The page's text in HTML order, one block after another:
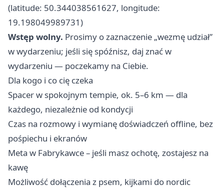
(latitude: 50.344038561627, longitude:
19.198049989731)
Wstęp wolny. Prosimy o zaznaczenie „wezmę udział”
w wydarzeniu; jeśli się spóźnisz, daj znać w
wydarzeniu — poczekamy na Ciebie.
Dla kogo i co cię czeka
Spacer w spokojnym tempie, ok. 5–6 km — dla
każdego, niezależnie od kondycji ‍‍
Czas na rozmowy i wymianę doświadczeń offline, bez
pośpiechu i ekranów
Meta w Fabrykawce – jeśli masz ochotę, zostajesz na
kawę
Możliwość dołączenia z psem, kijkami do nordic